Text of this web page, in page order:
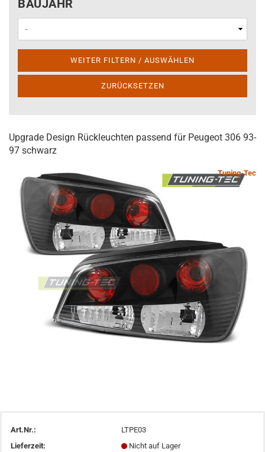
BAUJAHR
WEITER FILTERN / AUSWÄHLEN
ZURÜCKSETZEN
Upgrade Design Rückleuchten passend für Peugeot 306 93-
97 schwarz
Tuning-Tec
Art.Nr.:
LTPE03
Lieferzeit:
Nicht auf Lager